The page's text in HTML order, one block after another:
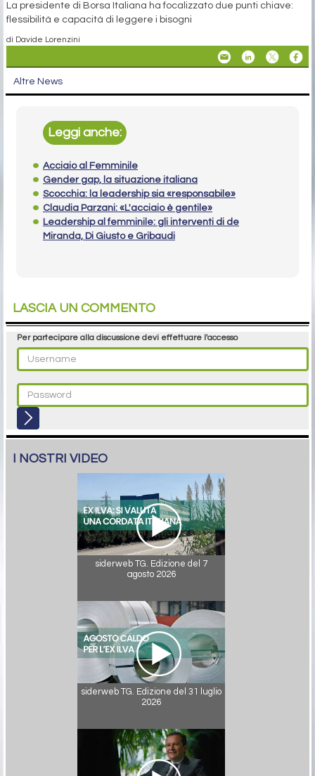
La presidente di Borsa Italiana ha focalizzato due punti chiave:
flessibilità e capacità di leggere i bisogni
di Davide Lorenzini
Altre News
Leggi anche:
Acciaio al Femminile
Gender gap, la situazione italiana
Scocchia: la leadership sia «responsabile»
Claudia Parzani: «L'acciaio è gentile»
Leadership al femminile: gli interventi di de
Miranda, Di Giusto e Gribaudi
LASCIA UN COMMENTO
Per partecipare alla discussione devi effettuare l'accesso
I NOSTRI VIDEO
siderweb TG. Edizione del 7
agosto 2026
siderweb TG. Edizione del 31 luglio
2026